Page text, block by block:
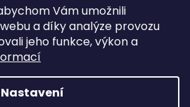
Vám umožnili
a díky analýze provozu
jeho funkce, výkon a
Nastavení
ve 100% kvalitě za 10% ceny